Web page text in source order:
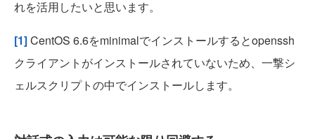
れを活用したいと思います。
[1]CentOS 6.6をminimalでインストールするとopenssh
クライアントがインストールされていないため、一撃シ
ェルスクリプトの中でインストールします。